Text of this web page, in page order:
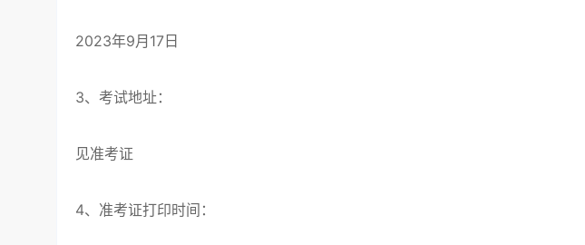
2023年9月17日
3、考试地址：
见准考证
4、准考证打印时间：